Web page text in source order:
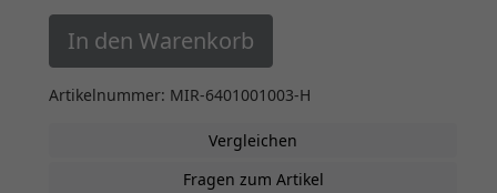
In den Warenkorb
Artikelnummer: MIR-6401001003-H
Vergleichen
Fragen zum Artikel